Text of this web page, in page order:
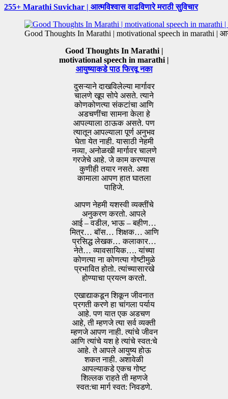
255+ Marathi Suvichar | आत्मविश्वास वाढविणारे मराठी सुविचार
Good Thoughts In Marathi | motivational speech in marathi |
Good Thoughts In Marathi |
motivational speech in marathi |
आयुष्याकडे पाठ फिरवू नका
दुसऱ्याने दाखविलेल्या मार्गावर
चालणे खूप सोपे असते. त्याने
कोणकोणत्या संकटांचा आणि
अडचणींचा सामना केला हे
आपल्याला ठाऊक असते. पण
त्यातून आपल्याला पूर्ण अनुभव
घेता येत नाही. यासाठी नेहमी
नव्या, अनोळखी मार्गावर चालणे
गरजेचे आहे. जे काम करण्यास
कुणीही तयार नसते. अशा
कामाला आपण हात घातला
पाहिजे.
आपण नेहमी यशस्वी व्यक्तींचे
अनुकरण करतो. आपले
आई – वडील, भाऊ – बहीण…
मित्र… बॉस… शिक्षक… आणि
प्रसिद्ध लेखक… कलाकार…
नेते… व्यावसायिक…. यांच्या
कोणत्या ना कोणत्या गोष्टीमुळे
प्रभावित होतो. त्यांच्यासारखे
होण्याचा प्रयत्न करतो.
एखाद्याकडून शिकून जीवनात
प्रगती करणे हा चांगला पर्याय
आहे. पण यात एक अडचण
आहे, ती म्हणजे त्या सर्व व्यक्ती
म्हणजे आपण नाही. त्यांचे जीवन
आणि त्यांचे यश हे त्यांचे स्वत:चे
आहे. ते आपले आयुष्य होऊ
शकत नाही. अशावेळी
आपल्याकडे एकच गोष्ट
शिल्लक राहते ती म्हणजे
स्वत:चा मार्ग स्वत: निवडणे.